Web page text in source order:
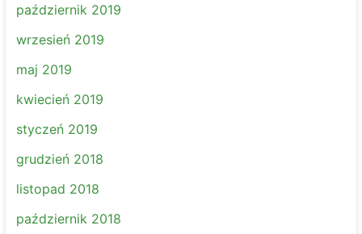
październik 2019
wrzesień 2019
maj 2019
kwiecień 2019
styczeń 2019
grudzień 2018
listopad 2018
październik 2018